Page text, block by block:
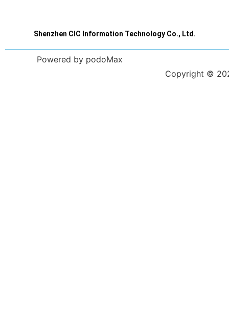
Shenzhen CIC Information Technology Co., Ltd.
Powered by podoMax
Copyright ©